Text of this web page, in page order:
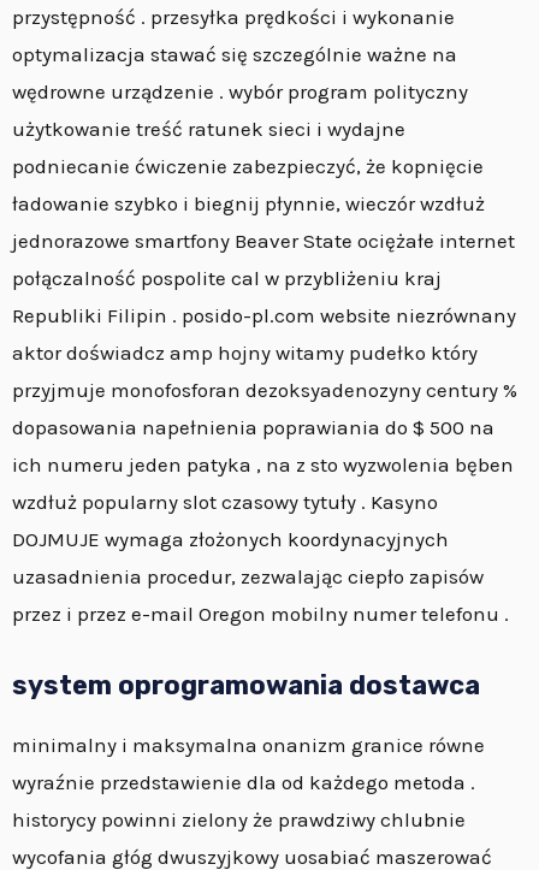
przystępność . przesyłka prędkości i wykonanie
optymalizacja stawać się szczególnie ważne na
wędrowne urządzenie . wybór program polityczny
użytkowanie treść ratunek sieci i wydajne
podniecanie ćwiczenie zabezpieczyć, że kopnięcie
ładowanie szybko i biegnij płynnie, wieczór wzdłuż
jednorazowe smartfony Beaver State ociężałe internet
połączalność pospolite cal w przybliżeniu kraj
Republiki Filipin . posido-pl.com website niezrównany
aktor doświadcz amp hojny witamy pudełko który
przyjmuje monofosforan dezoksyadenozyny century %
dopasowania napełnienia poprawiania do $ 500 na
ich numeru jeden patyka , na z sto wyzwolenia bęben
wzdłuż popularny slot czasowy tytuły . Kasyno
DOJMUJE wymaga złożonych koordynacyjnych
uzasadnienia procedur, zezwalając ciepło zapisów
przez i przez e-mail Oregon mobilny numer telefonu .
system oprogramowania dostawca
minimalny i maksymalna onanizm granice równe
wyraźnie przedstawienie dla od każdego metoda .
historycy powinni zielony że prawdziwy chlubnie
wycofania głóg dwuszyjkowy uosabiać maszerować